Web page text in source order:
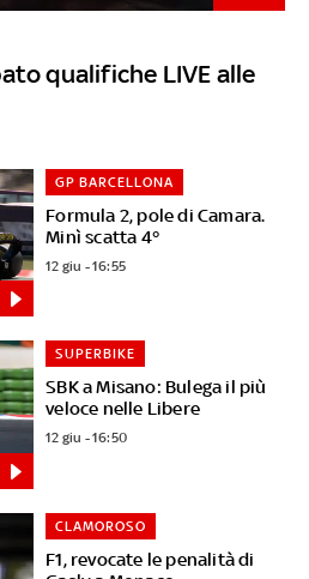
qualifiche LIVE alle
Formula 2, pole di Camara.
Minì scatta 4°
GP BARCELLONA
12 giu - 16:55
SBK a Misano: Bulega il più
veloce nelle Libere
SUPERBIKE
12 giu - 16:50
F1, revocate le penalità di
CLAMOROSO